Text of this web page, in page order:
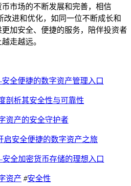
市场的不断发展和完善，相信
改进和优化，如同一位不断成长和
加安全、便捷的服务，陪伴投资者
走越远。
全便捷的数字资产管理入口
剖析其安全性与可靠性
资产的安全守护者
启安全便捷的数字资产之旅
全加密货币存储的理想入口
资产 #安全性